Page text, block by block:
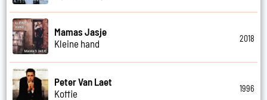
Mamas Jasje
Kleine hand
2018
Peter Van Laet
Koffie
1996